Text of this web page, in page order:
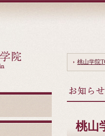
桃山学院
桃山